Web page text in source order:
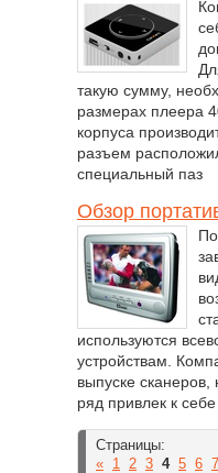
такую сумму,
размерах плеера
корпуса
разъем
специальный паз
Обзор
используются
устройствам.
выпуске
ряд привлек к
Страницы:
« 1 2 3 4 5 6 7